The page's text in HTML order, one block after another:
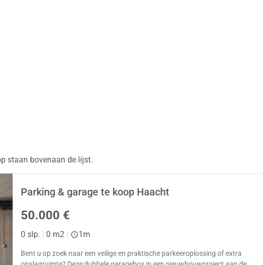
staan bovenaan de lijst.
Parking & garage te koop Haacht
50.000 €
0 slp. 0 m2 1m
Bent u op zoek naar een veilige en praktische parkeeroplossing of extra